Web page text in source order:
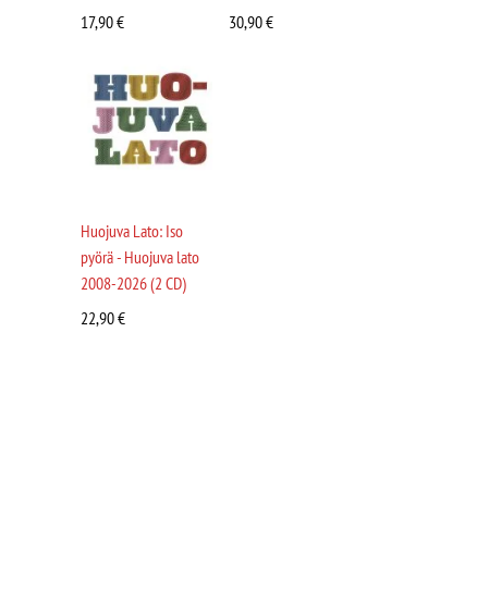
17,90€
30,90€
Huojuva Lato: Iso
pyörä - Huojuva lato
2008-2026 (2 CD)
22,90€